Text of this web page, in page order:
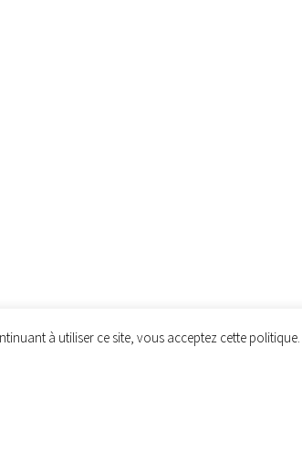
à utiliser ce site, vous acceptez cette politique.